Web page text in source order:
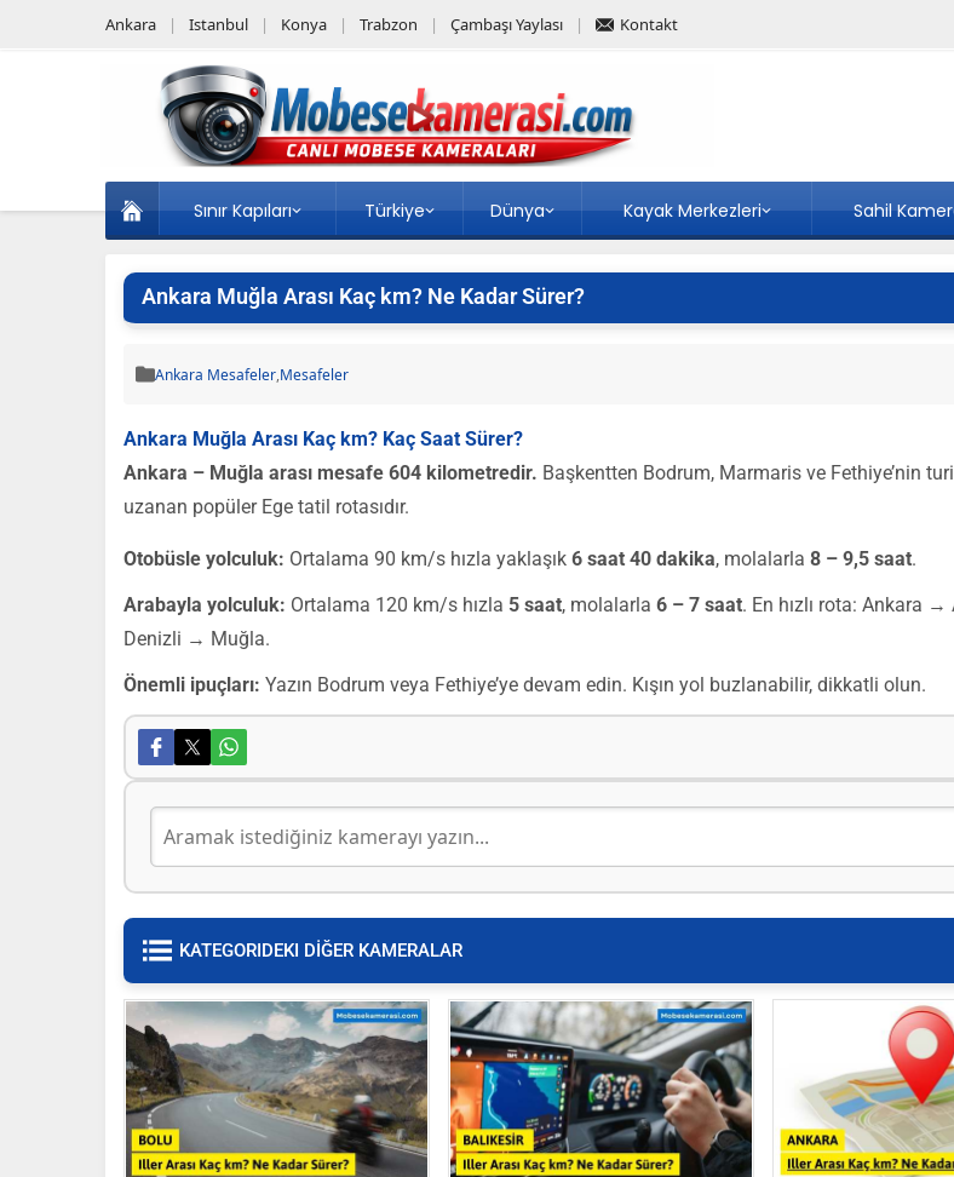
Ankara Istanbul Konya Trabzon Çambaşı Yaylası Kontakt
Sınır Kapıları Türkiye Dünya Kayak Merkezleri Sahil
Ankara Muğla Arası Kaç km? Ne Kadar Sürer?
Ankara Mesafeler,Mesafeler
Ankara Muğla Arası Kaç km? Kaç Saat Sürer?
Ankara – Muğla arası mesafe 604 kilometredir. Başkentten Bodrum, Marmaris ve Fethiye’nin
uzanan popüler Ege tatil rotasıdır.
Otobüsle yolculuk: Ortalama 90 km/s hızla yaklaşık 6 saat 40 dakika, molalarla 8 – 9,5 saat.
Arabayla yolculuk: Ortalama 120 km/s hızla 5 saat, molalarla 6 – 7 saat. En hızlı rota: Ankara
Denizli → Muğla.
Önemli ipuçları: Yazın Bodrum veya Fethiye’ye devam edin. Kışın yol buzlanabilir, dikkatli olun.
KATEGORIDEKI DİĞER KAMERALAR